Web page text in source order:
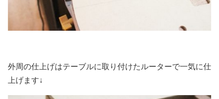
外周の仕上げはテーブルに取り付けたルーターで一気に仕
上げます↓